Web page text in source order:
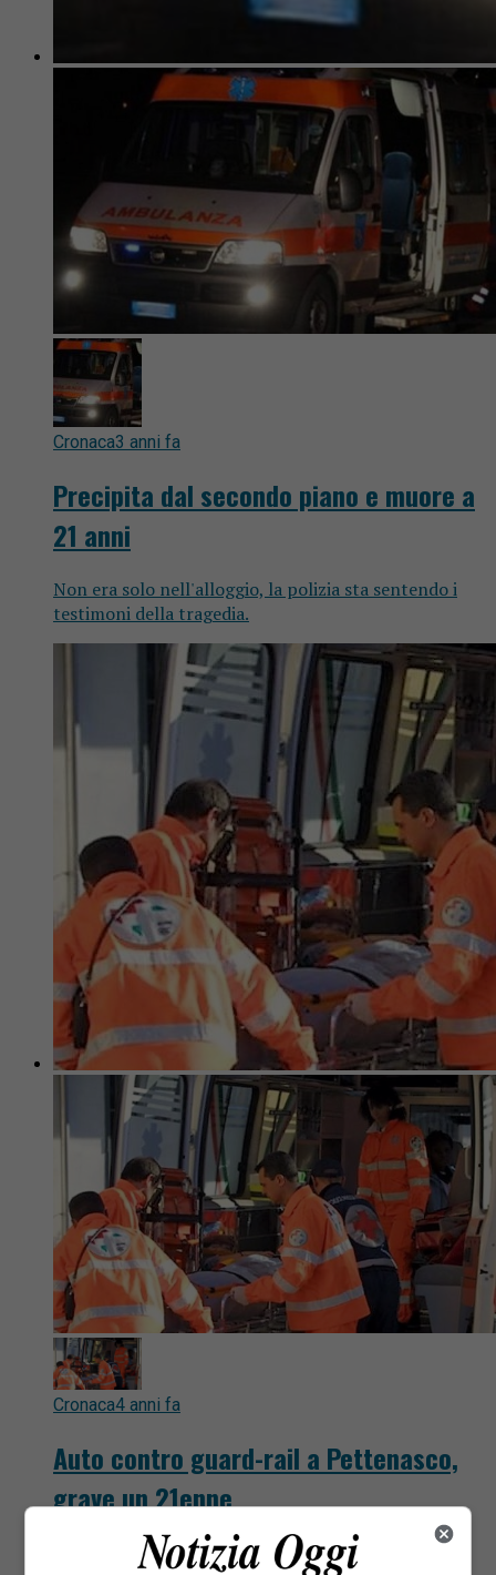
Cronaca3 anni fa
Precipita dal secondo piano e muore a
21 anni
Non era solo nell'alloggio, la polizia sta sentendo i
testimoni della tragedia.
Cronaca4 anni fa
Auto contro guard-rail a Pettenasco,
grave un 21enne
Auto contro guard-rail a Pettenasco, grave un